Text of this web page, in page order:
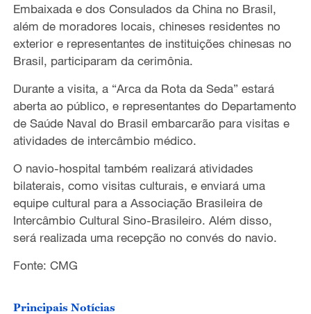
Embaixada e dos Consulados da China no Brasil,
além de moradores locais, chineses residentes no
exterior e representantes de instituições chinesas no
Brasil, participaram da cerimônia.
Durante a visita, a “Arca da Rota da Seda” estará
aberta ao público, e representantes do Departamento
de Saúde Naval do Brasil embarcarão para visitas e
atividades de intercâmbio médico.
O navio-hospital também realizará atividades
bilaterais, como visitas culturais, e enviará uma
equipe cultural para a Associação Brasileira de
Intercâmbio Cultural Sino-Brasileiro. Além disso,
será realizada uma recepção no convés do navio.
Fonte: CMG
Principais Notícias